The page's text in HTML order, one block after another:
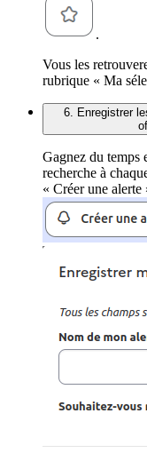
.
Vous les
rubrique « Ma
6. Enregistrer
Gagnez du temps
recherche à
« Créer une alerte